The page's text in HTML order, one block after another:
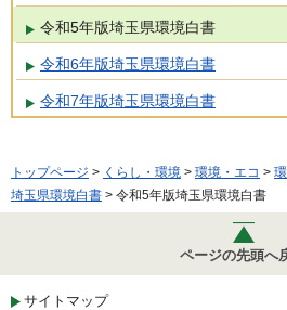
令和5年版埼玉県環境白書
令和6年版埼玉県環境白書
令和7年版埼玉県環境白書
トップページ > くらし・環境 > 環境・エコ >
埼玉県環境白書 > 令和5年版埼玉県環境白書
ページの先頭へ
サイトマップ